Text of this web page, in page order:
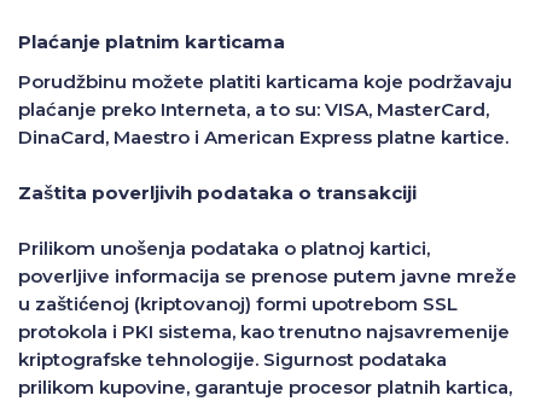
Plaćanje platnim karticama
Porudžbinu možete platiti karticama koje podržavaju
plaćanje preko Interneta, a to su: VISA, MasterCard,
DinaCard, Maestro i American Express platne kartice.
Zaštita poverljivih podataka o transakciji
Prilikom unošenja podataka o platnoj kartici,
poverljive informacija se prenose putem javne mreže
u zaštićenoj (kriptovanoj) formi upotrebom SSL
protokola i PKI sistema, kao trenutno najsavremenije
kriptografske tehnologije. Sigurnost podataka
prilikom kupovine, garantuje procesor platnih kartica,